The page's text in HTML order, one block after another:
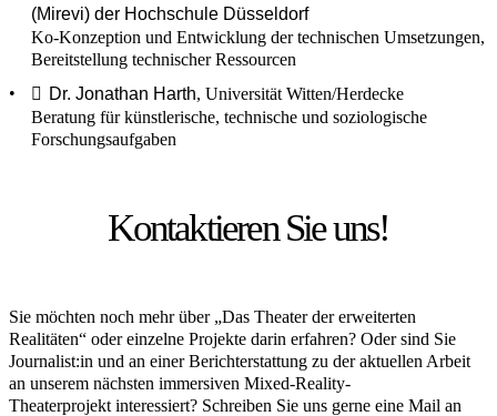
(Mirevi) der Hochschule Düsseldorf
Ko-Konzeption und Entwicklung der technischen Umsetzungen,
Bereitstellung technischer Ressourcen
Dr. Jonathan Harth, Universität Witten/Herdecke
Beratung für künstlerische, technische und soziologische
Forschungsaufgaben
Kontaktieren Sie uns!
Sie möchten noch mehr über „Das Theater der erweiterten
Realitäten“ oder einzelne Projekte darin erfahren? Oder sind Sie
Journalist:in und an einer Berichterstattung zu der aktuellen Arbeit
an unserem nächsten immersiven Mixed-Reality-
Theaterprojekt interessiert? Schreiben Sie uns gerne eine Mail an